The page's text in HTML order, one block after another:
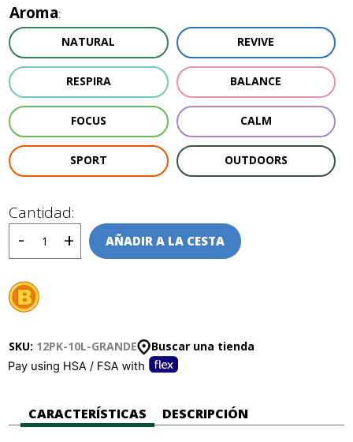
Aroma
NATURAL REVIVE
RESPIRA BALANCE
FOCUS CALM
SPORT OUTDOORS
Cantidad:
AÑADIR A LA CESTA
SKU: 12PK-10L-GRANDE Buscar una tienda
CARACTERÍSTICAS DESCRIPCIÓN